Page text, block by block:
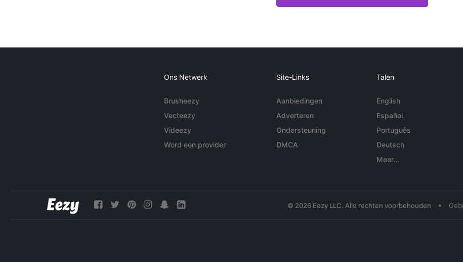
Ons Netwerk
Brusheezy
Vecteezy
Videezy
Word een provider
Site-Links
Aanbiedingen
Adverteren
Ondersteuning
DMCA
Talen
English
Español
Português
Deutsch
Meer...
© 2026 Eezy LLC. Alle rechten voorbehouden •